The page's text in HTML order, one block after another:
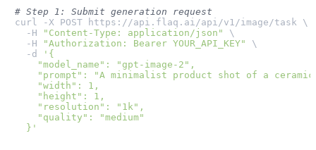
# Step 1: Submit generation request
curl -X POST https://api.flaq.ai/api/v1/image/task \
  -H
"Content-Type: application/json"
\
  -H
"Authorization: Bearer YOUR_API_KEY"
\
  -d
'{
    "model_name": "gpt-image-2",
"prompt": "A minimalist product shot of a
    "width": 1,
    "height": 1,
    "resolution": "1k",
    "quality": "medium"
  }'